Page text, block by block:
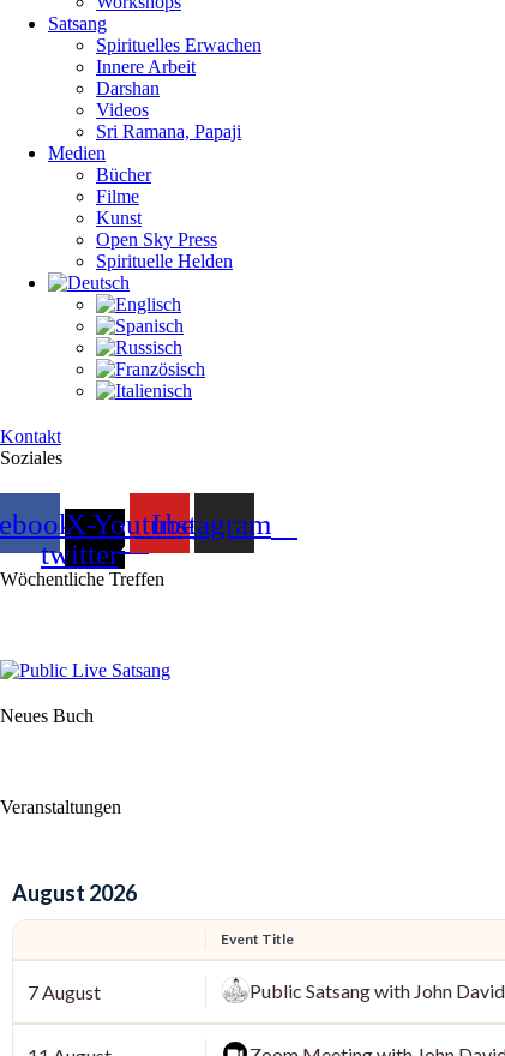
Satsang
Spirituelles Erwachen
Innere Arbeit
Darshan
Videos
Sri Ramana, Papaji
Medien
Bücher
Filme
Kunst
Open Sky Press
Spirituelle Helden
Kontakt
Soziales
X-
twitter
YoutubeInstagram
Wöchentliche Treffen
Neues Buch
Veranstaltungen